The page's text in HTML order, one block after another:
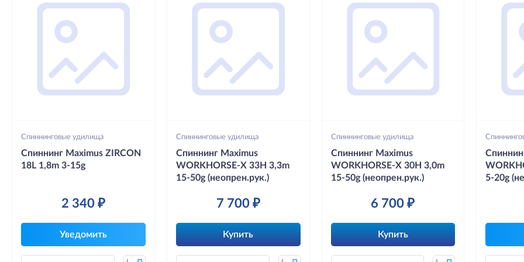
Спиннинговые удилища
Спиннинг Maximus ZIRCON
18L 1,8m 3-15g
2 340 ₽
Уведомить
Спиннинговые удилища
Спиннинг Maximus
WORKHORSE-X 33H 3,3m
15-50g (неопрен.рук.)
7 700 ₽
Купить
Спиннинговые удилища
Спиннинг Maximus
WORKHORSE-X 30H 3,0m
15-50g (неопрен.рук.)
6 700 ₽
Купить
5-20g